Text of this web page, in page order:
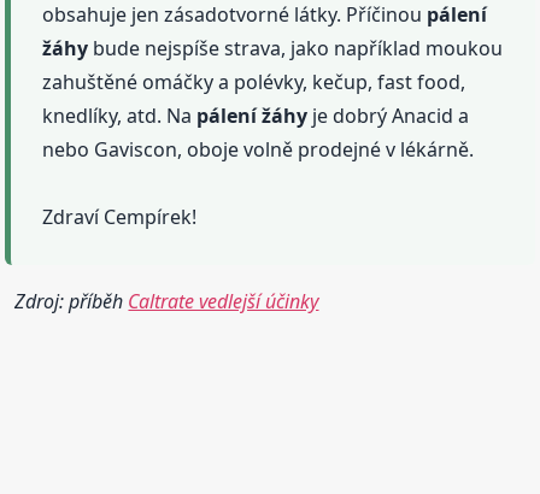
obsahuje jen zásadotvorné látky. Příčinou pálení
žáhy bude nejspíše strava, jako například moukou
zahuštěné omáčky a polévky, kečup, fast food,
knedlíky, atd. Na pálenížáhy je dobrý Anacid a
nebo Gaviscon, oboje volně prodejné v lékárně.
Zdraví Cempírek!
Zdroj: příběh Caltrate vedlejší účinky